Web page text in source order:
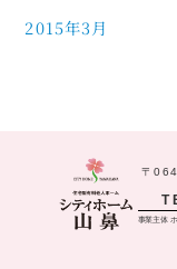
2015年3月
〒
事業主体